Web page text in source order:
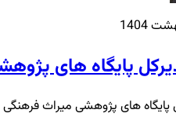
پایگاه های
پایگاه های پژوهشی میراث